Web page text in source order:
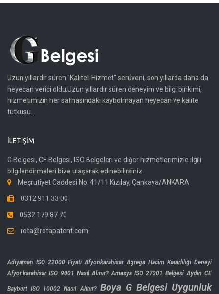
Uzun yıllardır süren "Kaliteli Hizmet" serüveni, son yıllarda daha da
heyecan verici oldu.Uzun yıllardır süren deneyim ve bilgi birikimi,
hizmetimizin her safhasındaki kaybolmayan heyecan ve kalite
tutkusu...
İLETIŞIM
G Belgesi, CE Belgesi, ISO Belgeleri ve diğer hizmetlerimizle ilgili
bilgilendirmeleri bize ulaşarak edinebilirsiniz.
Meşrutiyet Caddesi No: 41/11 Kızılay, Çankaya/ANKARA
0312 911 33 00
0532 179 87 70
rota@rotapatent.com
Adıyaman ISO 22000 Fiyatı Afyonkarahisar Agrega Hacim Kararlılığı Deneyi
Afyonkarahisar ISO 9001 Nasıl Alınır? Amasya ISO 27001 Belgesi Aydın CE
Bayburt ISO 10002 Nasıl Alınır? Boya G Belgesi Uygunluk